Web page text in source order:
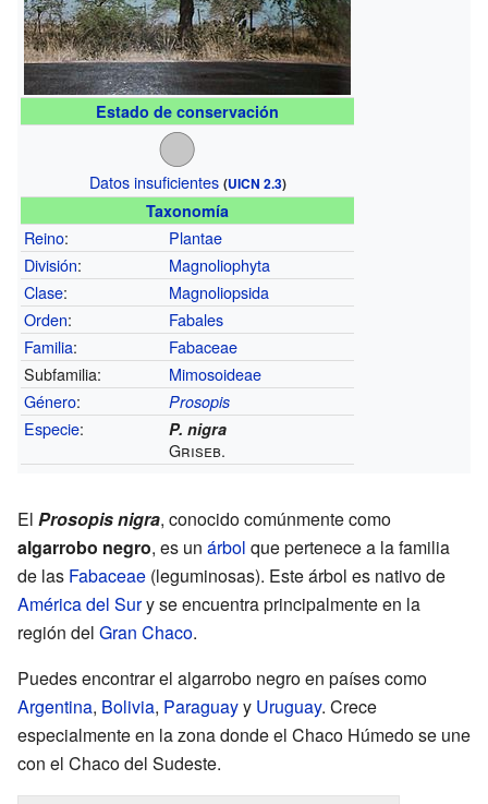
Estado de conservación
Datos insuficientes (UICN 2.3)
Taxonomía
Reino:
Plantae
División:
Magnoliophyta
Clase:
Magnoliopsida
Orden:
Fabales
Familia:
Fabaceae
Subfamilia:
Mimosoideae
Género: Prosopis
Especie: P. nigra
Griseb.
El Prosopis nigra, conocido comúnmente como
algarrobo negro, es un árbol que pertenece a la familia
de las Fabaceae (leguminosas). Este árbol es nativo de
América del Sury se encuentra principalmente en la
región del Gran Chaco.
Puedes encontrar el algarrobo negro en países como
Argentina, Bolivia, Paraguayy Uruguay. Crece
especialmente en la zona donde el Chaco Húmedo se une
con el Chaco del Sudeste.